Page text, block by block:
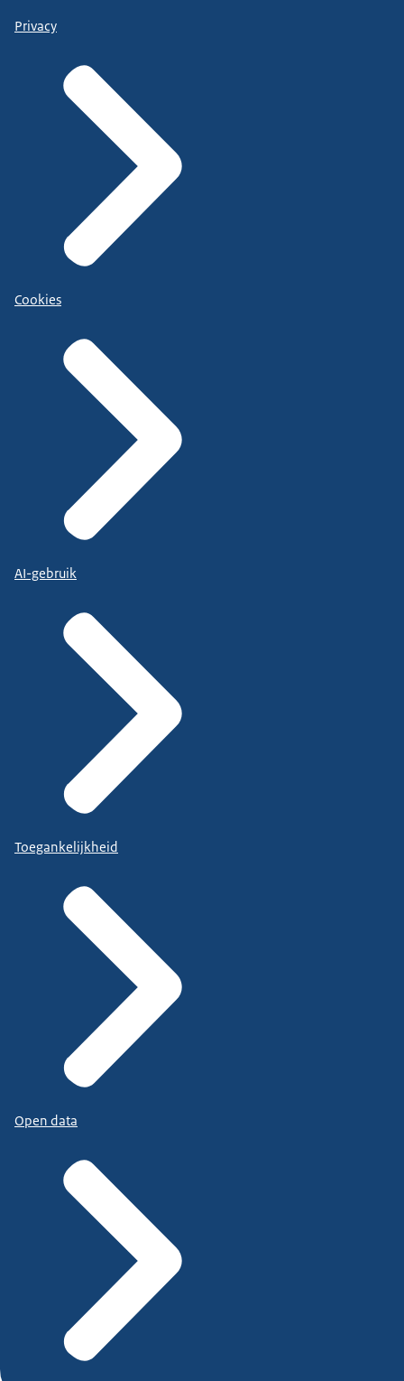
Privacy
Cookies
AI-gebruik
Toegankelijkheid
Open data